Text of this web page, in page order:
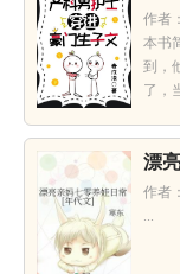
作者
本书
到，
了，
漂
作者
...